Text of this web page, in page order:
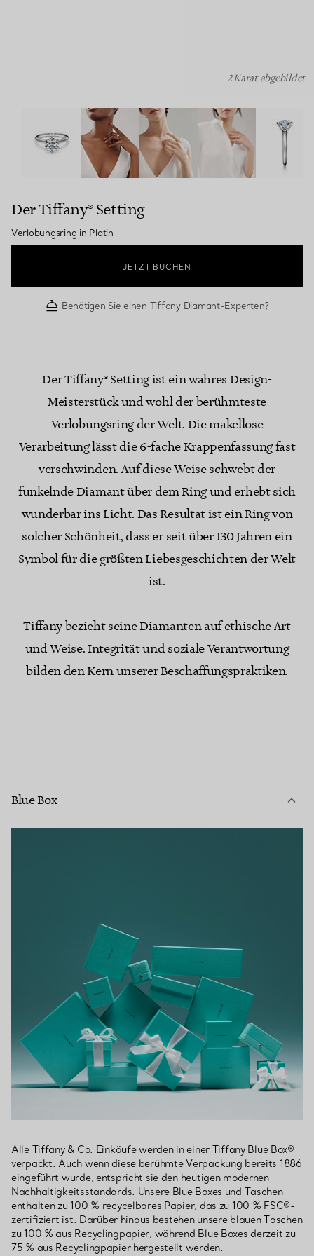
Der Tiffany® Setting: Verlobungsring in Platin
2 Karat abgebildet
Der Tiffany® Setting
Verlobungsring in Platin
JETZT BUCHEN
Benötigen Sie einen Tiffany Diamant-Experten?
Der Tiffany® Setting ist ein wahres Design-
Meisterstück und wohl der berühmteste
Verlobungsring der Welt. Die makellose
Verarbeitung lässt die 6-fache Krappenfassung fast
verschwinden. Auf diese Weise schwebt der
funkelnde Diamant über dem Ring und erhebt sich
wunderbar ins Licht. Das Resultat ist ein Ring von
solcher Schönheit, dass er seit über 130 Jahren ein
Symbol für die größten Liebesgeschichten der Welt
ist.
Tiffany bezieht seine Diamanten auf ethische Art
und Weise. Integrität und soziale Verantwortung
bilden den Kern unserer Beschaffungspraktiken.
Blue Box
Alle Tiffany & Co. Einkäufe werden in einer Tiffany Blue Box®
verpackt. Auch wenn diese berühmte Verpackung bereits 1886
eingeführt wurde, entspricht sie den heutigen modernen
Nachhaltigkeitsstandards. Unsere Blue Boxes und Taschen
enthalten zu 100 % recycelbares Papier, das zu 100 % FSC®-
zertifiziert ist. Darüber hinaus bestehen unsere blauen Taschen
zu 100 % aus Recyclingpapier, während Blue Boxes derzeit zu
75 % aus Recyclingpapier hergestellt werden.